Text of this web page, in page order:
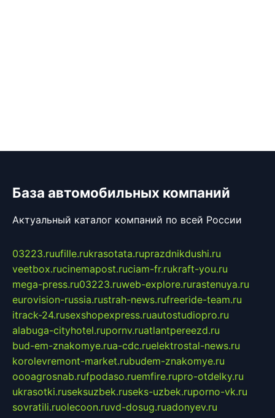
База автомобильных компаний
Актуальный каталог компаний по всей России
03223.ruufille.rukrasotata.ruprazdnikdushi.ru
veetbox.rucinemapost.ruciam-fr.rukraft-you.ru
mega-press.ru03223.ruweb-explore.rurastenuya.ru
eurovision-russia.rustrah-news.rufreeride-team.ru
itrack-24.rusexshopexpress.ruautostudiopro.ru
alabuga-cityhotel.rupornv.ruatlantpereezd.ru
bud-em-znakomye.rua-cdc.ruelektrostal-news.ru
korolevremont-market.rubudem-znakomye.ru
oooagrosnab.rufpodaso.ruemfire.rupro-otdelky.ru
ukrasotki.ruseksuzbek.ruseks-uzbek.ruporno-vk.ru
sovratili.ruolecoon.ruvd-dosug.ruadonyev.ru